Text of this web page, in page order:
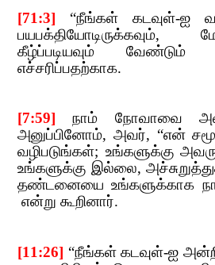
[71:3] “நீங்கள் கடவுள்-ஐ
பயபக்தியோடிருக்கவும்,​​
கீழ்ப்படியவும்
எச்சரிப்பதற்காக.
[7:59] ​​நாம் நோவாவை
அனுப்பினோம்,​​ அவர், “என்
வழிபடுங்கள்;​​ உங்களுக்கு
உங்களுக்கு இல்லை,​​
தண்டனையை உங்களுக்காக
என்று கூறினார்.
[11:26] “நீங்கள் கடவுள்-ஐ